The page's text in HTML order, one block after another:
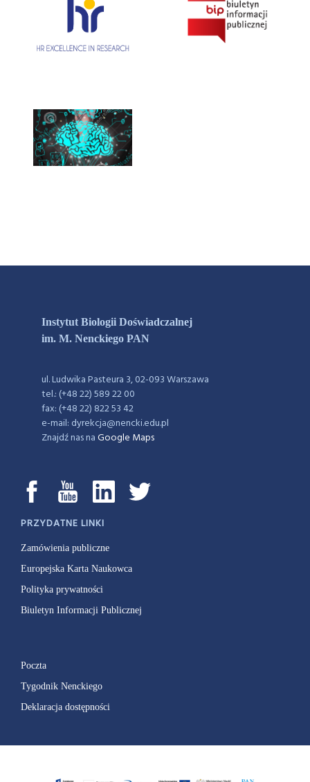
Instytut Biologii Doświadczalnej
im. M. Nenckiego PAN
ul. Ludwika Pasteura 3, 02-093 Warszawa
tel.: (+48 22) 589 22 00
fax: (+48 22) 822 53 42
e-mail: dyrekcja@nencki.edu.pl
Znajdź nas naGoogle Maps
PRZYDATNE LINKI
Zamówienia publiczne
Europejska Karta Naukowca
Polityka prywatności
Biuletyn Informacji Publicznej
Poczta
Tygodnik Nenckiego
Deklaracja dostępności